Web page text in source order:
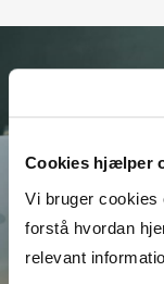
Cookies hjælper
Vi bruger cookies
forstå hvordan
relevant